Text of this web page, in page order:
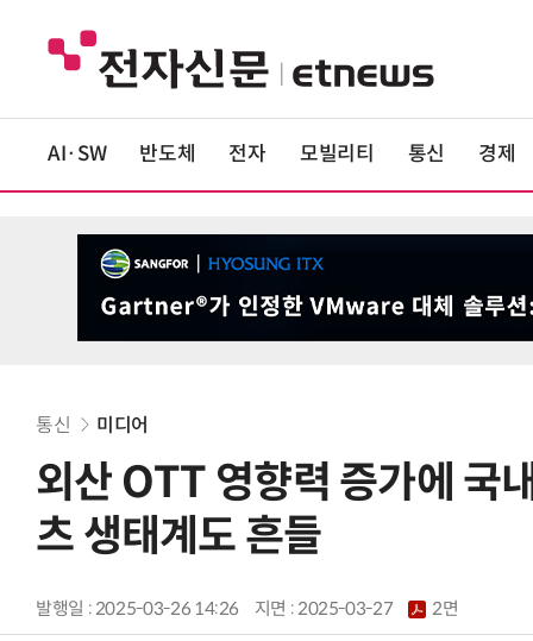
AI·SW 반도체 전자 모빌리티 통신 경제
통신 미디어
외산 OTT 영향력 증가에 국
츠 생태계도 흔들
발행일 : 2025-03-26 14:26 지면 :2025-03-27 2면